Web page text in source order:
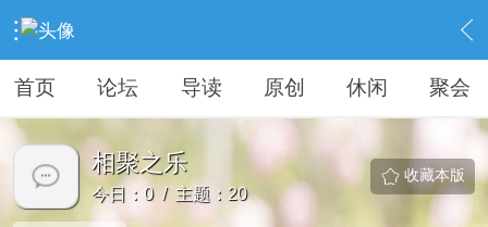
› KAIPINGREN › 相聚之乐
首页 论坛 导读 原创 休闲 聚会
相聚之乐
今日：0 / 主题：20
收藏本版